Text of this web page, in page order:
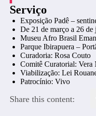
Serviço
Exposição Padê –
De 21 de março a 26
Museu Afro Brasil
Parque Ibirapuera –
Curadoria: Rosa Couto
Comitê Curatorial: Vera
Viabilização: Lei
Patrocínio: Vivo
Share this content: